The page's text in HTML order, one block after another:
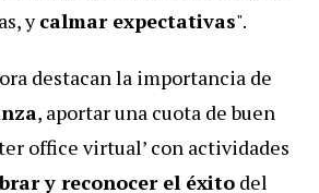
ycalmar expectativas".
destacan la importancia de
, aportar una cuota de buen
office virtual’ con actividades
y reconocer el éxito del